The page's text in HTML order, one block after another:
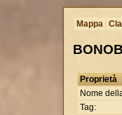
Mappa
Proprietà
Nome
Tag: